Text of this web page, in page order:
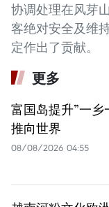
协调处理在风芽
客绝对安全及维
定作出了贡献。
更多
富国岛提升”一
推向世界
08/08/2026 04:55